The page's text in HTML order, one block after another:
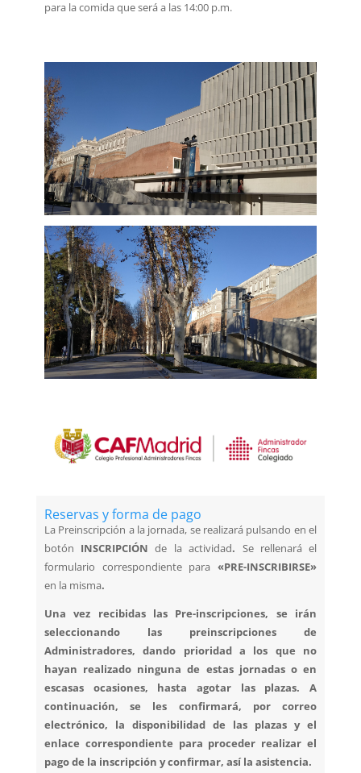
para la comida que será a las 14:00 p.m.
Reservas y forma de pago
La Preinscripción a la jornada, se realizará pulsando en el
botón INSCRIPCIÓNde la actividad. Se rellenará el
formulario correspondiente para«PRE-INSCRIBIRSE»
en la misma.
Una vez recibidas las Pre-inscripciones, se irán
seleccionando las preinscripciones de
Administradores, dando prioridad a los que no
hayan realizado ninguna de estas jornadas o en
escasas ocasiones, hasta agotar las plazas. A
continuación, se les confirmará, por correo
electrónico, la disponibilidad de las plazas y el
enlace correspondiente para proceder realizar el
pago de la inscripción y confirmar, así la asistencia.